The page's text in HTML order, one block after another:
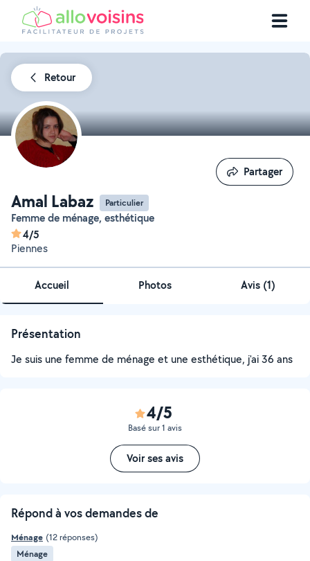
Retour
Amal Labaz Particulier
Femme de ménage, esthétique
4/5
Piennes
Partager
Partager
Accueil Photos Avis (1)
Présentation
Je suis une femme de ménage et une esthétique, j'ai 36 ans
4/5
Basé sur 1 avis
Voir ses avis
Répond à vos demandes de
Ménage (12 réponses)
Ménage